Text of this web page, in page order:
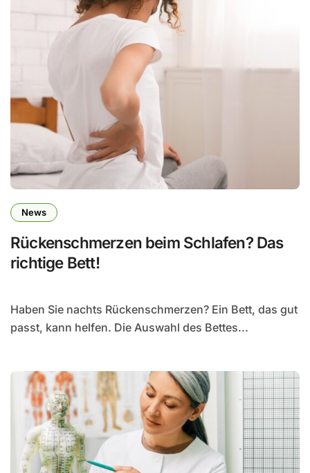
News
Rückenschmerzen beim Schlafen? Das
richtige Bett!
Haben Sie nachts Rückenschmerzen? Ein Bett, das gut
passt, kann helfen. Die Auswahl des Bettes...